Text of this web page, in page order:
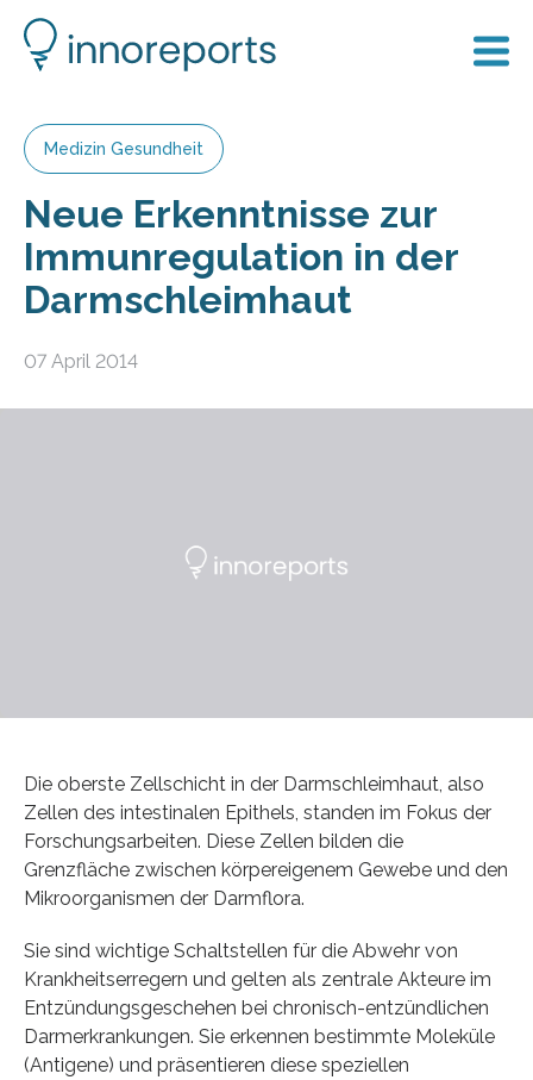
Medizin Gesundheit
Neue Erkenntnisse zur
Immunregulation in der
Darmschleimhaut
07 April 2014
Die oberste Zellschicht in der Darmschleimhaut, also
Zellen des intestinalen Epithels, standen im Fokus der
Forschungsarbeiten. Diese Zellen bilden die
Grenzfläche zwischen körpereigenem Gewebe und den
Mikroorganismen der Darmflora.
Sie sind wichtige Schaltstellen für die Abwehr von
Krankheitserregern und gelten als zentrale Akteure im
Entzündungsgeschehen bei chronisch-entzündlichen
Darmerkrankungen. Sie erkennen bestimmte Moleküle
(Antigene) und präsentieren diese speziellen